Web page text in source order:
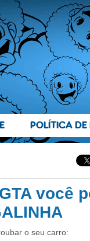
POLÍTICA DE
você
o seu carro: